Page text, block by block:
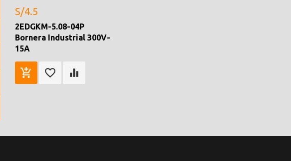
S/4.5
2EDGKM-5.08-04P
Bornera Industrial 300V-
15A